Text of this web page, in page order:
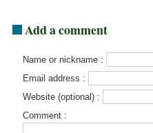
Add a comment
Name or nickname :
Email address :
Website (optional) :
Comment :